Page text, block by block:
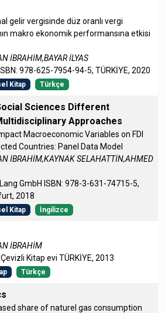
gelir vergisinde düz oranlı vergi
makro ekonomik performansına etkisi
İBRAHİM,BAYAR İLYAS
978-625-7954-94-5, TÜRKİYE, 2020
Kitap Türkçe
Sciences Different
Approaches
Macroeconomic Variables on FDI
Countries: Panel Data Model
İBRAHİM,KAYNAK SELAHATTİN,AHMED
GmbH ISBN: 978-3-631-74715-5,
2018
Kitap İngilizce
İBRAHİM
Kitap evi TÜRKİYE, 2013
Türkçe
share of naturel gas consumption